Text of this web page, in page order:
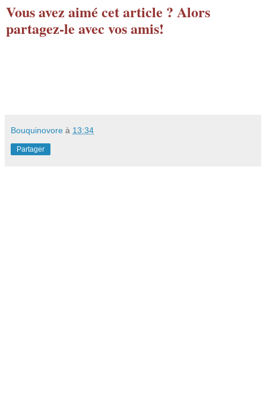
Vous avez aimé cet article ? Alors
partagez-le avec vos amis!
Bouquinovore à 13:34
Partager